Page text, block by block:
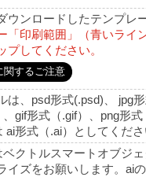
ウンロードしたテンプレ
「印刷範囲」（青いライ
プしてください。
するご注意
は、psd形式(.psd)、 jpg
、gif形式（.gif）、png形
ai形式（.ai）としてくださ
クトルスマートオブジェ
イズをお願いします。ai